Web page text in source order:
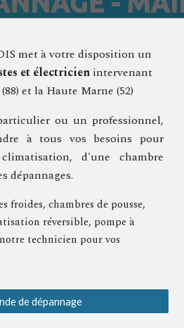
met à votre disposition un
et électricien intervenant
et la Haute Marne (52)
ou un professionnel,
à tous vos besoins pour
d'une chambre
dépannages.
froides, chambres de pousse,
réversible, pompe à
technicien pour vos
de dépannage